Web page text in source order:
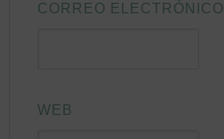
CORREO ELECTRÓNICO
WEB